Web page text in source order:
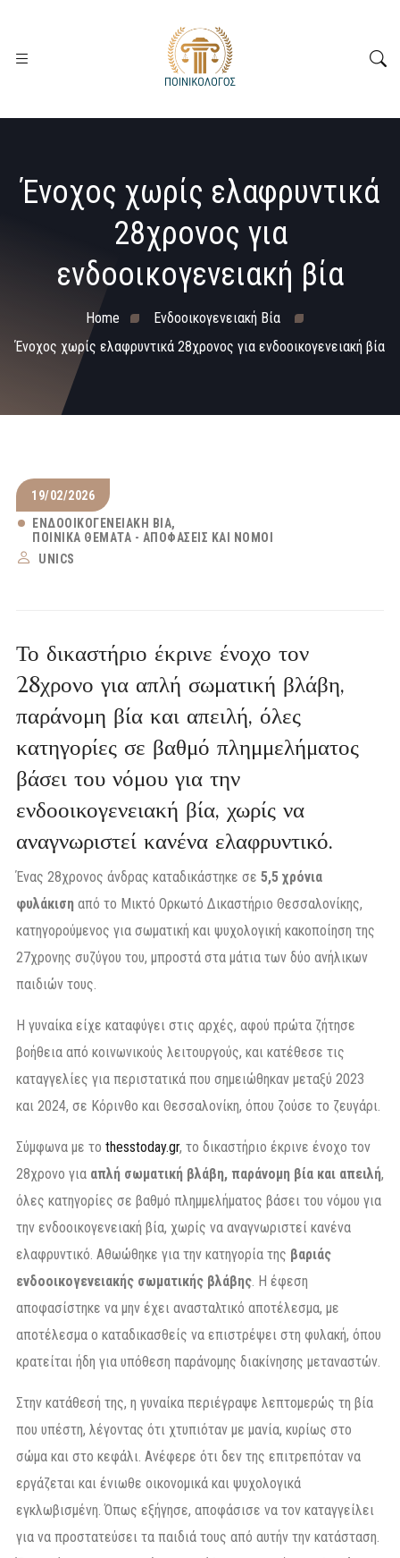
Ένοχος χωρίς ελαφρυντικά
28χρονος για
ενδοοικογενειακή βία
Home
Ενδοοικογενειακή Βία
Ένοχος χωρίς ελαφρυντικά 28χρονος για ενδοοικογενειακή βία
19/02/2026
ΕΝΔΟΟΙΚΟΓΕΝΕΙΑΚΉ ΒΊΑ
ΠΟΙΝΙΚΆ ΘΈΜΑΤΑ - ΑΠΟΦΆΣΕΙΣ ΚΑΙ ΝΌΜΟΙ
UNICS
Το δικαστήριο έκρινε ένοχο τον
28χρονο για απλή σωματική βλάβη,
παράνομη βία και απειλή, όλες
κατηγορίες σε βαθμό πλημμελήματος
βάσει του νόμου για την
ενδοοικογενειακή βία, χωρίς να
αναγνωριστεί κανένα ελαφρυντικό.
Ένας 28χρονος άνδρας καταδικάστηκε σε 5,5 χρόνια
φυλάκιση από το Μικτό Ορκωτό Δικαστήριο Θεσσαλονίκης,
κατηγορούμενος για σωματική και ψυχολογική κακοποίηση της
27χρονης συζύγου του, μπροστά στα μάτια των δύο ανήλικων
παιδιών τους.
Η γυναίκα είχε καταφύγει στις αρχές, αφού πρώτα ζήτησε
βοήθεια από κοινωνικούς λειτουργούς, και κατέθεσε τις
καταγγελίες για περιστατικά που σημειώθηκαν μεταξύ 2023
και 2024, σε Κόρινθο και Θεσσαλονίκη, όπου ζούσε το ζευγάρι.
Σύμφωνα με το thesstoday.gr, το δικαστήριο έκρινε ένοχο τον
28χρονο για απλή σωματική βλάβη, παράνομη βία και απειλή,
όλες κατηγορίες σε βαθμό πλημμελήματος βάσει του νόμου για
την ενδοοικογενειακή βία, χωρίς να αναγνωριστεί κανένα
ελαφρυντικό. Αθωώθηκε για την κατηγορία της βαριάς
ενδοοικογενειακής σωματικής βλάβης . Η έφεση
αποφασίστηκε να μην έχει ανασταλτικό αποτέλεσμα, με
αποτέλεσμα ο καταδικασθείς να επιστρέψει στη φυλακή, όπου
κρατείται ήδη για υπόθεση παράνομης διακίνησης μεταναστών.
Στην κατάθεσή της, η γυναίκα περιέγραψε λεπτομερώς τη βία
που υπέστη, λέγοντας ότι χτυπιόταν με μανία, κυρίως στο
σώμα και στο κεφάλι. Ανέφερε ότι δεν της επιτρεπόταν να
εργάζεται και ένιωθε οικονομικά και ψυχολογικά
εγκλωβισμένη. Όπως εξήγησε, αποφάσισε να τον καταγγείλει
για να προστατεύσει τα παιδιά τους από αυτήν την κατάσταση.